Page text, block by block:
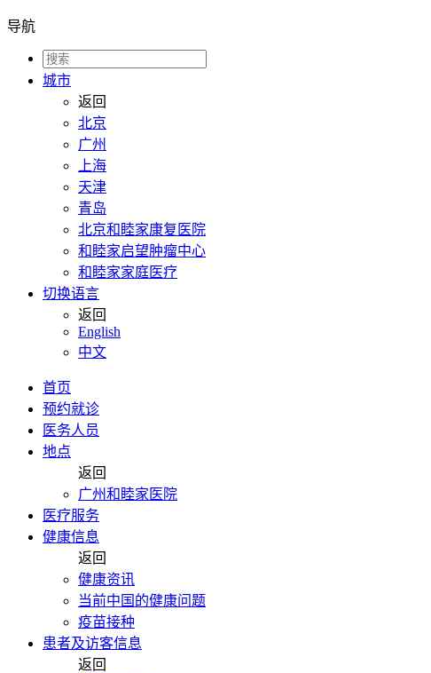
导航
城市
返回
北京
广州
上海
天津
青岛
北京和睦家康复医院
和睦家启望肿瘤中心
和睦家家庭医疗
切换语言
返回
English
中文
首页
预约就诊
医务人员
地点
返回
广州和睦家医院
医疗服务
健康信息
返回
健康资讯
当前中国的健康问题
疫苗接种
患者及访客信息
返回